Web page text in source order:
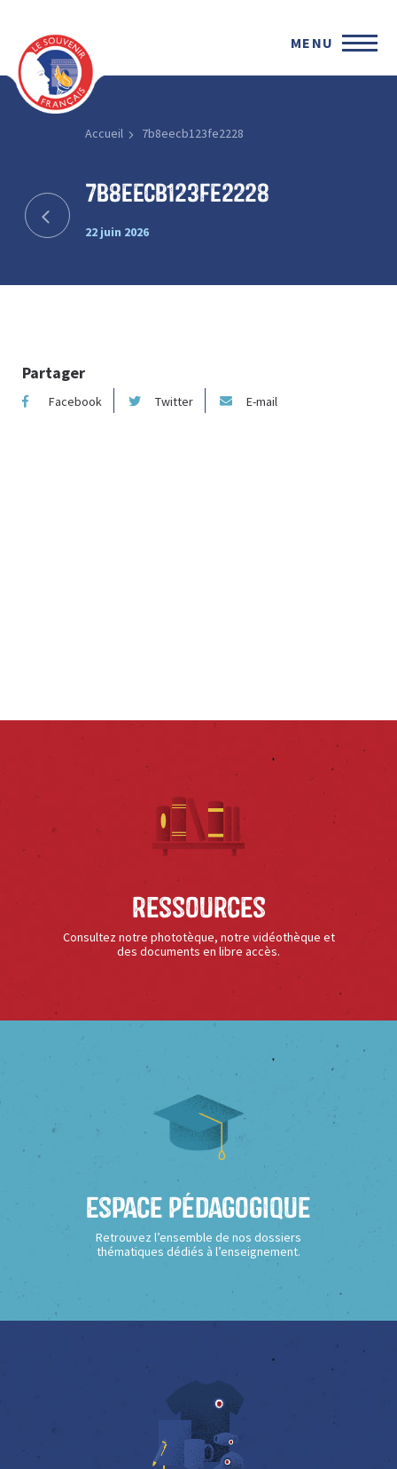
MENU
Accueil 7b8eecb123fe2228
7b8eecb123fe2228
22 juin 2026
Partager
Facebook Twitter E-mail
Ressources
Consultez notre phototèque, notre vidéothèque et
des documents en libre accès.
Espace Pédagogique
Retrouvez l’ensemble de nos dossiers
thématiques dédiés à l’enseignement.